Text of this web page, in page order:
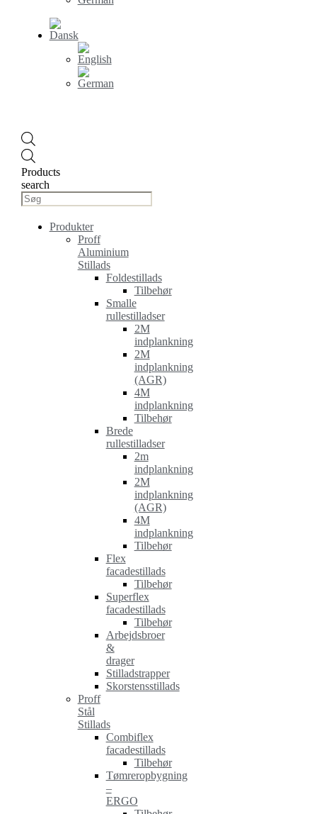
Products
search
Produkter
Proff
Aluminium
Stillads
Foldestillads
Tilbehør
Smalle
rullestilladser
2M
indplankning
2M
indplankning
(AGR)
4M
indplankning
Tilbehør
Brede
rullestilladser
2m
indplankning
2M
indplankning
(AGR)
4M
indplankning
Tilbehør
Flex
facadestillads
Tilbehør
Superflex
facadestillads
Tilbehør
Arbejdsbroer
&
drager
Stilladstrapper
Skorstensstillads
Proff
Stål
Stillads
Combiflex
facadestillads
Tilbehør
Tømreropbygning
–
ERGO